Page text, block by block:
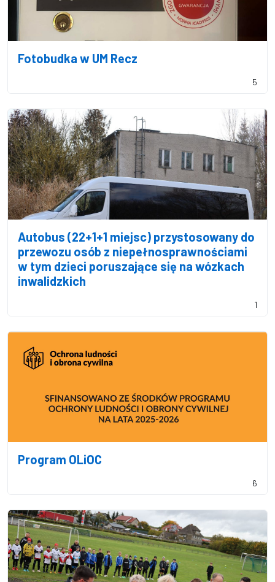
Fotobudka w UM Recz
5
Autobus (22+1+1 miejsc) przystosowany do
przewozu osób z niepełnosprawnościami
w tym dzieci poruszające się na wózkach
inwalidzkich
1
Program OLiOC
6